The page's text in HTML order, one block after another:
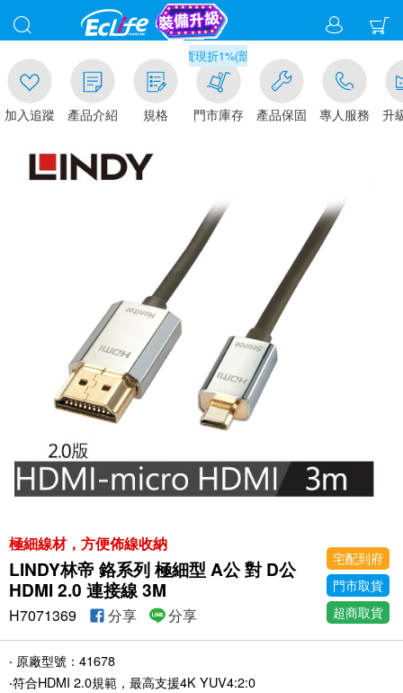
加入追蹤 產品介紹 規格
滿千元門市取貨現折1%(部分商品不適用)-請點我看
門市庫存 產品保固 專人服務 升
極細線材，方便佈線收納
LINDY林帝 鉻系列 極細型 A公 對 D公
HDMI 2.0 連接線 3M
宅配到府
門市取貨
超商取貨
H7071369 分享 分享
‧ 原廠型號：41678
‧符合HDMI 2.0規範，最高支援4K YUV4:2:0